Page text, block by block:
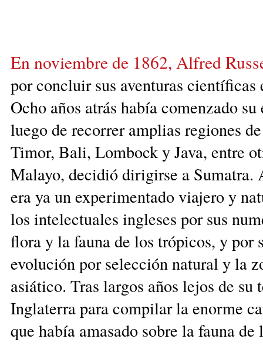
En noviembre de 1862, Alfred
por con­cluir sus aventuras científicas
Ocho años atrás había comen­zado
luego de recorrer amplias re­giones
Timor, Bali, Lombock y Java, entre
Malayo, decidió diri­girse a Sumatra.
era ya un experimentado viajero y
los intelectuales ingleses por sus
flora y la fau­na de los trópicos, y por
evolución por selección natural y la
asiático. Tras largos años lejos de su
Inglaterra para compilar la enorme
que había amasado sobre la fauna